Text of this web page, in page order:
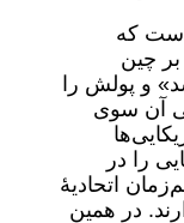
است که
بر چین
و پولش را
آن سوی
را در
اتحادیۀ
در همین